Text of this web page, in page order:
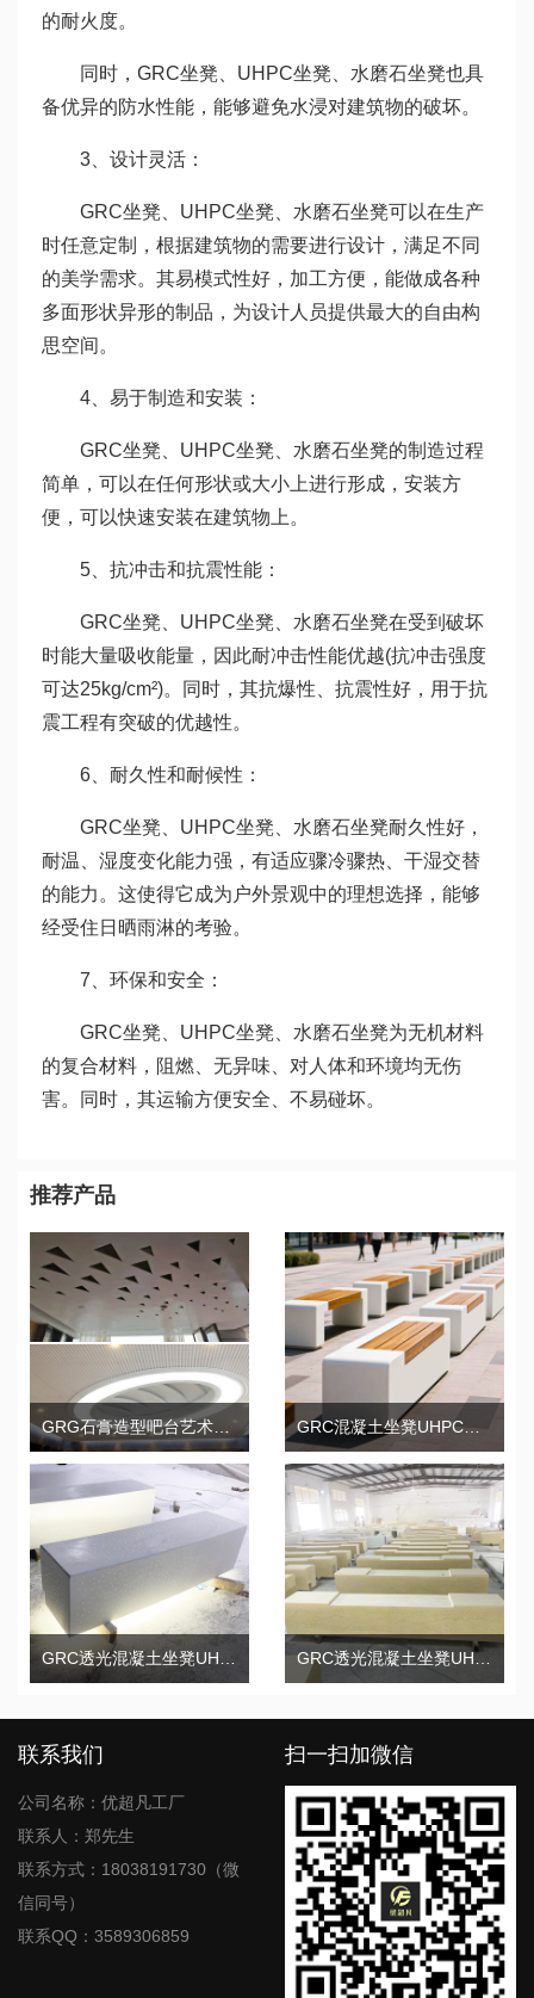
的耐火度。
同时，GRC坐凳、UHPC坐凳、水磨石坐凳也具
备优异的防水性能，能够避免水浸对建筑物的破坏。
3、设计灵活：
GRC坐凳、UHPC坐凳、水磨石坐凳可以在生产
时任意定制，根据建筑物的需要进行设计，满足不同
的美学需求。其易模式性好，加工方便，能做成各种
多面形状异形的制品，为设计人员提供最大的自由构
思空间。
4、易于制造和安装：
GRC坐凳、UHPC坐凳、水磨石坐凳的制造过程
简单，可以在任何形状或大小上进行形成，安装方
便，可以快速安装在建筑物上。
5、抗冲击和抗震性能：
GRC坐凳、UHPC坐凳、水磨石坐凳在受到破坏
时能大量吸收能量，因此耐冲击性能优越(抗冲击强度
可达25kg/cm²)。同时，其抗爆性、抗震性好，用于抗
震工程有突破的优越性。
6、耐久性和耐候性：
GRC坐凳、UHPC坐凳、水磨石坐凳耐久性好，
耐温、湿度变化能力强，有适应骤冷骤热、干湿交替
的能力。这使得它成为户外景观中的理想选择，能够
经受住日晒雨淋的考验。
7、环保和安全：
GRC坐凳、UHPC坐凳、水磨石坐凳为无机材料
的复合材料，阻燃、无异味、对人体和环境均无伤
害。同时，其运输方便安全、不易碰坏。
推荐产品
GRC透光混凝土坐凳UHPC艺术景观座椅
联系我们
公司名称：优超凡工厂
联系人：郑先生
联系方式：18038191730（微
信同号）
联系QQ：3589306859
扫一扫加微信